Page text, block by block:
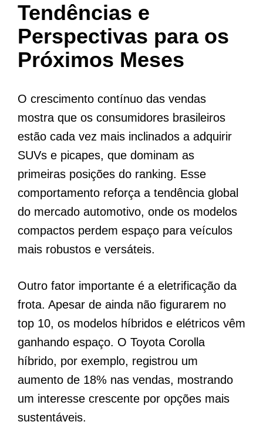
Tendências e
Perspectivas para os
Próximos Meses
O crescimento contínuo das vendas
mostra que os consumidores brasileiros
estão cada vez mais inclinados a adquirir
SUVs e picapes, que dominam as
primeiras posições do ranking. Esse
comportamento reforça a tendência global
do mercado automotivo, onde os modelos
compactos perdem espaço para veículos
mais robustos e versáteis.
Outro fator importante é a eletrificação da
frota. Apesar de ainda não figurarem no
top 10, os modelos híbridos e elétricos vêm
ganhando espaço. O Toyota Corolla
híbrido, por exemplo, registrou um
aumento de 18% nas vendas, mostrando
um interesse crescente por opções mais
sustentáveis.